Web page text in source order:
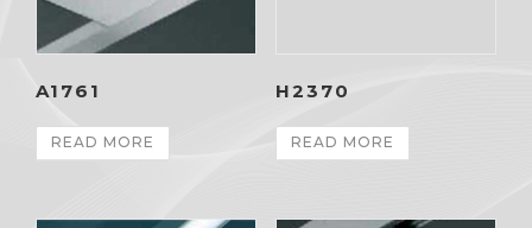
A1761
READ MORE
H2370
READ MORE